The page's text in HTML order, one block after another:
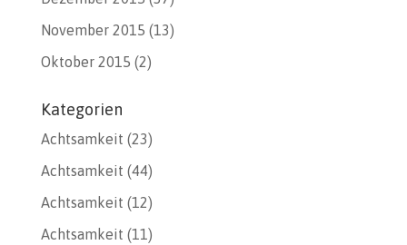
November 2015 (13)
Oktober 2015 (2)
Kategorien
Achtsamkeit (23)
Achtsamkeit (44)
Achtsamkeit (12)
Achtsamkeit (11)